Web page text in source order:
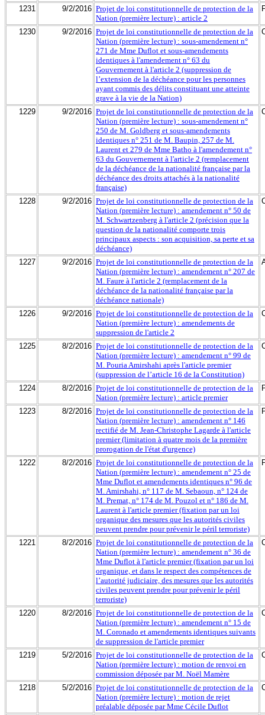
1231 9/2/2016 Projet de loi constitutionnelle de protection de la
Nation (première lecture) : article 2
1230 9/2/2016 Projet de loi constitutionnelle de protection de la
Nation (première lecture) : sous-amendement n°
271 de Mme Duflot et sous-amendements
identiques à l'amendement n° 63 du
Gouvernement à l'article 2 (suppression de
l’extension de la déchéance pour les personnes
ayant commis des délits constituant une atteinte
grave à la vie de la Nation)
1229 9/2/2016 Projet de loi constitutionnelle de protection de la
Nation (première lecture) : sous-amendement n°
250 de M. Goldberg et sous-amendements
identiques n° 251 de M. Baupin, 257 de M.
Laurent et 279 de Mme Batho à l'amendement n°
63 du Gouvernement à l'article 2 (remplacement
de la déchéance de la nationalité française par la
déchéance des droits attachés à la nationalité
française)
1228 9/2/2016 Projet de loi constitutionnelle de protection de la
Nation (première lecture) : amendement n° 50 de
M. Schwartzenberg à l'article 2 (précision que la
question de la nationalité comporte trois
principaux aspects : son acquisition, sa perte et sa
déchéance)
1227 9/2/2016 Projet de loi constitutionnelle de protection de la
Nation (première lecture) : amendement n° 207 de
M. Faure à l'article 2 (remplacement de la
déchéance de la nationalité française par la
déchéance nationale)
1226 9/2/2016 Projet de loi constitutionnelle de protection de la
Nation (première lecture) : amendements de
suppression de l'article 2
1225 8/2/2016 Projet de loi constitutionnelle de protection de la
Nation (première lecture) : amendement n° 99 de
M. Pouria Amirshahi après l'article premier
(suppression de l’article 16 de la Constitution)
1224 8/2/2016 Projet de loi constitutionnelle de protection de la
Nation (première lecture) : article premier
1223 8/2/2016 Projet de loi constitutionnelle de protection de la
Nation (première lecture) : amendement n° 146
rectifié de M. Jean-Christophe Lagarde à l'article
premier (limitation à quatre mois de la première
prorogation de l'état d'urgence)
1222 8/2/2016 Projet de loi constitutionnelle de protection de la
Nation (première lecture) : amendement n° 25 de
Mme Duflot et amendements identiques n° 96 de
M. Amirshahi, n° 117 de M. Sebaoun, n° 124 de
M. Premat, n° 174 de M. Pouzol et n° 186 de M.
Laurent à l'article premier (fixation par un loi
organique des mesures que les autorités civiles
peuvent prendre pour prévenir le péril terroriste)
1221 8/2/2016 Projet de loi constitutionnelle de protection de la
Nation (première lecture) : amendement n° 36 de
Mme Duflot à l'article premier (fixation par un loi
organique, et dans le respect des compétences de
l’autorité judiciaire, des mesures que les autorités
civiles peuvent prendre pour prévenir le péril
terroriste)
1220 8/2/2016 Projet de loi constitutionnelle de protection de la
Nation (première lecture) : amendement n° 15 de
M. Coronado et amendements identiques suivants
de suppression de l'article premier
1219 5/2/2016 Projet de loi constitutionnelle de protection de la
Nation (première lecture) : motion de renvoi en
commission déposée par M. Noël Mamère
1218 5/2/2016 Projet de loi constitutionnelle de protection de la
Nation (première lecture) : motion de rejet
préalable déposée par Mme Cécile Duflot